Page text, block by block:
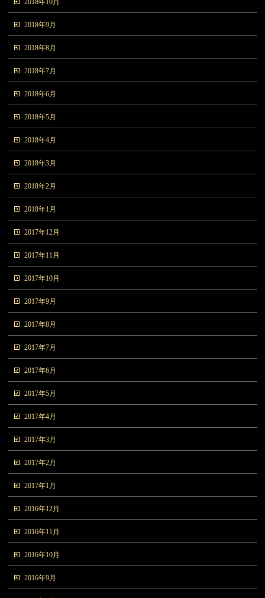
2018年9月
2018年8月
2018年7月
2018年6月
2018年5月
2018年4月
2018年3月
2018年2月
2018年1月
2017年12月
2017年11月
2017年10月
2017年9月
2017年8月
2017年7月
2017年6月
2017年5月
2017年4月
2017年3月
2017年2月
2017年1月
2016年12月
2016年11月
2016年10月
2016年9月